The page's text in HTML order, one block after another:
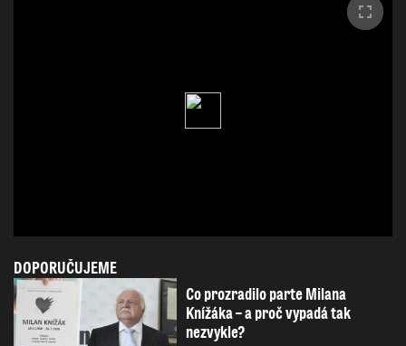
DOPORUČUJEME
Co prozradilo parte Milana
Knížáka – a proč vypadá tak
nezvykle?